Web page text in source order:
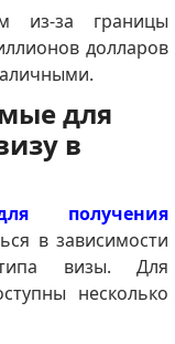
из-за границы
долларов
для
в
получения
в зависимости
визы. Для
несколько